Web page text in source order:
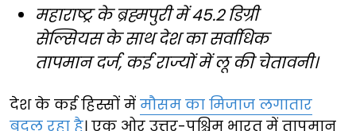
महाराष्ट्र के ब्रह्मपुरी में 45.2 डिग्री
सेल्सियस के साथ देश का सर्वाधिक
तापमान दर्ज, कई राज्यों में लू की चेतावनी।
देश के कई हिस्सों में मौसम का मिजाज लगातार
बदल रहा है। एक ओर उत्तर-पश्चिम भारत में तापमान